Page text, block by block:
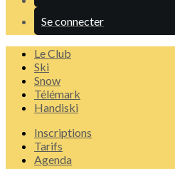
Se connecter
Le Club
Ski
Snow
Télémark
Handiski
Inscriptions
Tarifs
Agenda